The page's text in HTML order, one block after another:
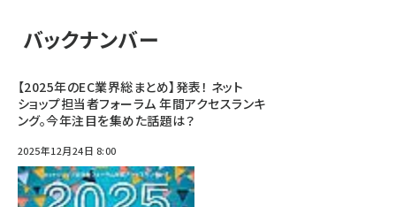
バックナンバー
【2025年のEC業界総まとめ】発表！ ネット
ショップ担当者フォーラム 年間アクセスランキ
ング。今年注目を集めた話題は？
2025年12月24日 8:00